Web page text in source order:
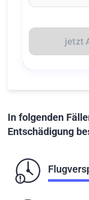
jetzt
In folgenden
Entschädigung